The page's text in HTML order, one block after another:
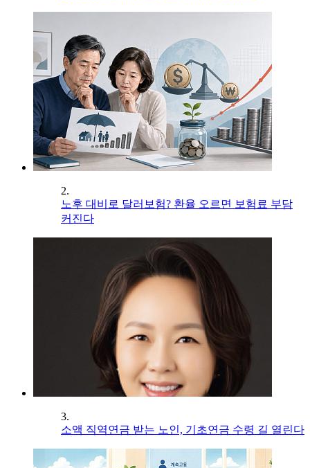
2.
노후 대비로 달러보험? 환율 오르면 보험료 부담
커진다
3.
소액 직역연금 받는 노인, 기초연금 수령 길 열린다